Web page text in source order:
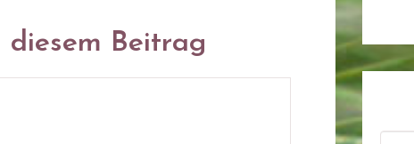
diesem Beitrag